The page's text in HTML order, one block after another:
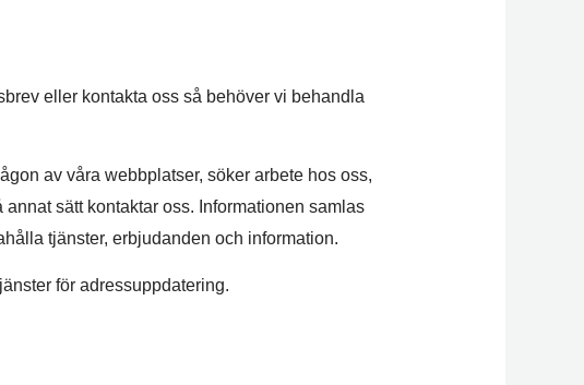
eller kontakta oss så behöver vi behandla
av våra webbplatser, söker arbete hos oss,
sätt kontaktar oss. Informationen samlas
tjänster, erbjudanden och information.
för adressuppdatering.